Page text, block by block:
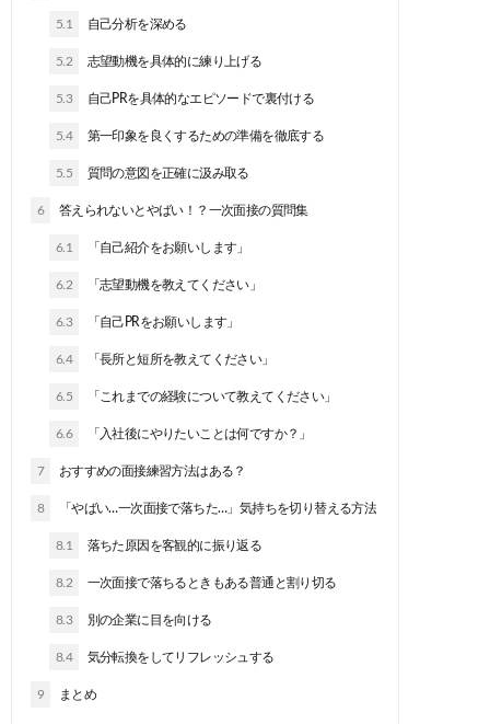
5.1 自己分析を深める
5.2 志望動機を具体的に練り上げる
5.3 自己PRを具体的なエピソードで裏付ける
5.4 第一印象を良くするための準備を徹底する
5.5 質問の意図を正確に汲み取る
6 答えられないとやばい！？一次面接の質問集
6.1 「自己紹介をお願いします」
6.2 「志望動機を教えてください」
6.3 「自己PRをお願いします」
6.4 「長所と短所を教えてください」
6.5 「これまでの経験について教えてください」
6.6 「入社後にやりたいことは何ですか？」
7 おすすめの面接練習方法はある？
8 「やばい…一次面接で落ちた…」気持ちを切り替える方法
8.1 落ちた原因を客観的に振り返る
8.2 一次面接で落ちるときもある普通と割り切る
8.3 別の企業に目を向ける
8.4 気分転換をしてリフレッシュする
9 まとめ